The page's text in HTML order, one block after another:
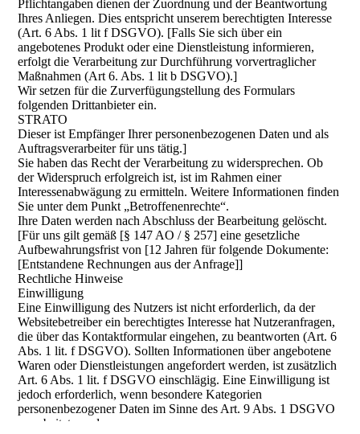
Pflichtangaben dienen der Zuordnung und der Beantwortung
Ihres Anliegen. Dies entspricht unserem berechtigten Interesse
(Art. 6 Abs. 1 lit f DSGVO). [Falls Sie sich über ein
angebotenes Produkt oder eine Dienstleistung informieren,
erfolgt die Verarbeitung zur Durchführung vorvertraglicher
Maßnahmen (Art 6. Abs. 1 lit b DSGVO).]
Wir setzen für die Zurverfügungstellung des Formulars
folgenden Drittanbieter ein.
STRATO
Dieser ist Empfänger Ihrer personenbezogenen Daten und als
Auftragsverarbeiter für uns tätig.]
Sie haben das Recht der Verarbeitung zu widersprechen. Ob
der Widerspruch erfolgreich ist, ist im Rahmen einer
Interessenabwägung zu ermitteln. Weitere Informationen finden
Sie unter dem Punkt „Betroffenenrechte“.
Ihre Daten werden nach Abschluss der Bearbeitung gelöscht.
[Für uns gilt gemäß [§ 147 AO / § 257] eine gesetzliche
Aufbewahrungsfrist von [12 Jahren für folgende Dokumente:
[Entstandene Rechnungen aus der Anfrage]]
Rechtliche Hinweise
Einwilligung
Eine Einwilligung des Nutzers ist nicht erforderlich, da der
Websitebetreiber ein berechtigtes Interesse hat Nutzeranfragen,
die über das Kontaktformular eingehen, zu beantworten (Art. 6
Abs. 1 lit. f DSGVO). Sollten Informationen über angebotene
Waren oder Dienstleistungen angefordert werden, ist zusätzlich
Art. 6 Abs. 1 lit. f DSGVO einschlägig. Eine Einwilligung ist
jedoch erforderlich, wenn besondere Kategorien
personenbezogener Daten im Sinne des Art. 9 Abs. 1 DSGVO
verarbeitet werden.